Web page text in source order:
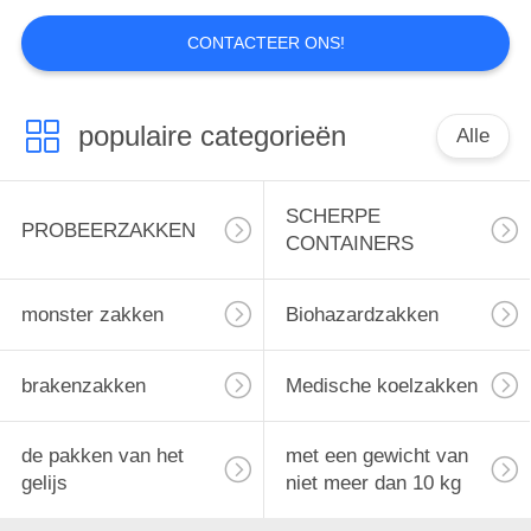
Waterdichte
Brandwerende
documententas
MEDISCH
CONTACTEER ONS!
populaire categorieën Alle
PROBEERZAKKEN
SCHERPE
CONTAINERS
monster zakken Biohazardzakken
brakenzakken Medische koelzakken
de pakken van het
gelijs
met een gewicht van
niet meer dan 10 kg